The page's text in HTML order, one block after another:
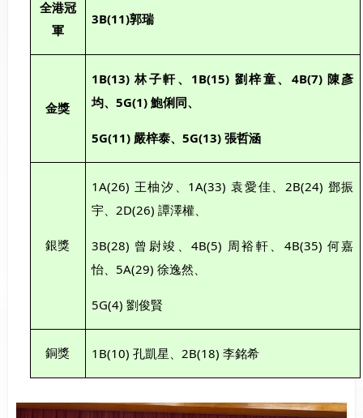
全港冠
軍
3B(11)郭瑞
金獎
1B(13) 林子軒、 1B(15) 劉梓童、 4B(7) 陳彥
均、 5G(1) 鮑俐同、
5G(11) 嚴梓泰、 5G(13) 張哲涵
銀獎
1A(26) 王柚汐、 1A(33) 袁愛佳、 2B(24) 鄧振
宇、 2D(26) 譚澤權、
3B(28) 曾尉竣、4B(5) 周裕軒、 4B(35) 何嘉
怡、 5A(29) 徐逸然、
5G(4) 劉俊賢
銅獎 1B(10) 孔凱星、 2B(18) 李銘希